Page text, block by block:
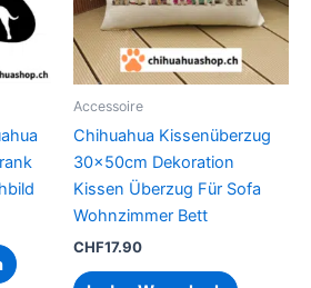
auf.
Die
Optionen
der
Produktseite
gewählt
Accessoire
Chihuahua Kissenüberzug
30x50cm Dekoration
Kissen Überzug Für Sofa
Wohnzimmer Bett
CHF17.90